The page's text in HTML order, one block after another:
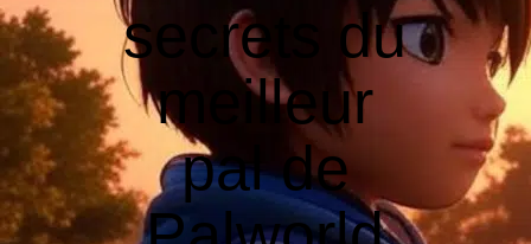
secrets du
meilleur
pal de